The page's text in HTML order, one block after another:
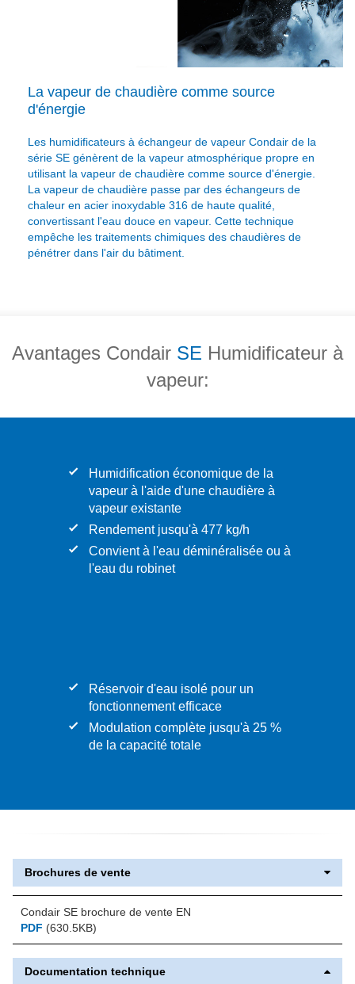
La vapeur de chaudière comme source
d'énergie
Les humidificateurs à échangeur de vapeur Condair de la
série SE génèrent de la vapeur atmosphérique propre en
utilisant la vapeur de chaudière comme source d'énergie.
La vapeur de chaudière passe par des échangeurs de
chaleur en acier inoxydable 316 de haute qualité,
convertissant l'eau douce en vapeur. Cette technique
empêche les traitements chimiques des chaudières de
pénétrer dans l'air du bâtiment.
Avantages Condair SE Humidificateur à
vapeur:
Humidification économique de la
vapeur à l'aide d'une chaudière à
vapeur existante
Rendement jusqu'à 477 kg/h
Convient à l'eau déminéralisée ou à
l'eau du robinet
Réservoir d'eau isolé pour un
fonctionnement efficace
Modulation complète jusqu'à 25 %
de la capacité totale
Brochures de vente
Condair SE brochure de vente EN
PDF (630.5KB)
Documentation technique